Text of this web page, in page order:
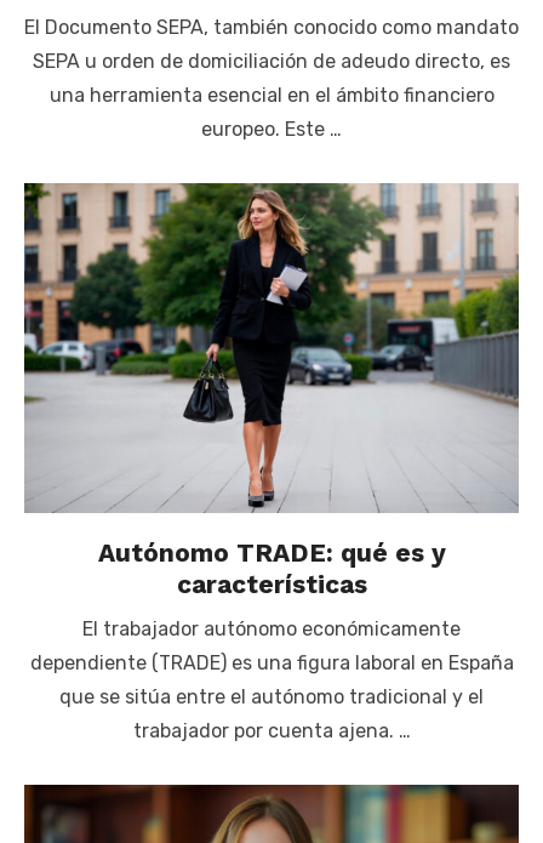
El Documento SEPA, también conocido como mandato
SEPA u orden de domiciliación de adeudo directo, es
una herramienta esencial en el ámbito financiero
europeo. Este …
Autónomo TRADE: qué es y
características
El trabajador autónomo económicamente
dependiente (TRADE) es una figura laboral en España
que se sitúa entre el autónomo tradicional y el
trabajador por cuenta ajena. …